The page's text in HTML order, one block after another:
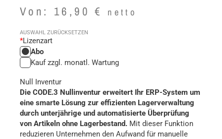
Von: 16,90€ netto
*Lizenzart
Abo
Kauf zzgl. monatl. Wartung
AUSWAHL ZURÜCKSETZEN
Null Inventur
Die CODE.3 Nullinventur erweitert Ihr ERP-System um
eine smarte Lösung zur effizienten Lagerverwaltung
durch unterjährige und automatisierte Überprüfung
von Artikeln ohne Lagerbestand. Mit dieser Funktion
reduzieren Unternehmen den Aufwand für manuelle
CODE.3
ERP
Nullinventur
Menge